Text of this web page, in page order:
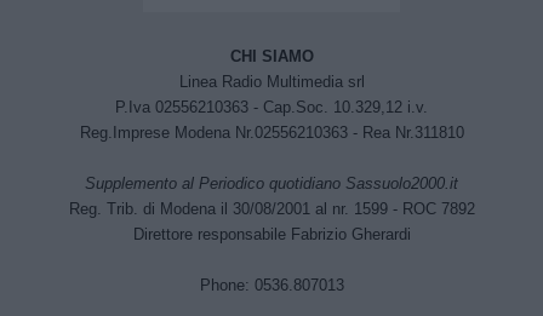
CHI SIAMO
Linea Radio Multimedia srl
P.Iva 02556210363 - Cap.Soc. 10.329,12 i.v.
Reg.Imprese Modena Nr.02556210363 - Rea Nr.311810
Supplemento al Periodico quotidiano Sassuolo2000.it
Reg. Trib. di Modena il 30/08/2001 al nr. 1599 - ROC 7892
Direttore responsabile Fabrizio Gherardi
Phone: 0536.807013